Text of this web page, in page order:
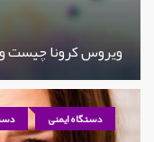
ویروس کرونا چیست
دستگاه ایمنی